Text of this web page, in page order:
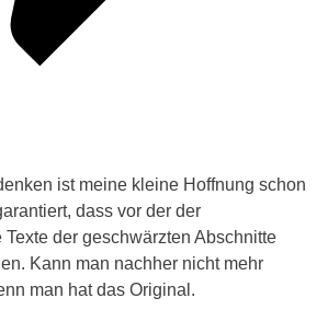
ist meine kleine Hoffnung schon
dass vor der der
der geschwärzten Abschnitte
Kann man nachher nicht mehr
man hat das Original.